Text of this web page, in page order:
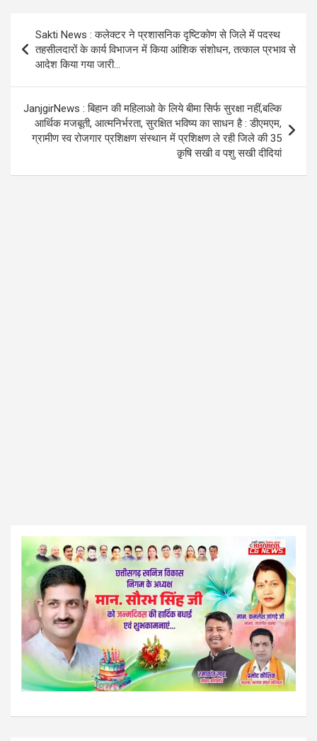
o
o
k
A
p
p
a
m
navigation
Sakti News : कलेक्टर ने प्रशासनिक दृष्टिकोण से जिले में पदस्थ
तहसीलदारों के कार्य विभाजन में किया आंशिक संशोधन, तत्काल प्रभाव से
आदेश किया गया जारी…
JanjgirNews : बिहान की महिलाओ के लिये बीमा सिर्फ सुरक्षा नहीं,बल्कि
आर्थिक मजबूती, आत्मनिर्भरता, सुरक्षित भविष्य का साधन है : डीएमएम,
ग्रामीण स्व रोजगार प्रशिक्षण संस्थान में प्रशिक्षण ले रही जिले की 35
क़ृषि सखी व पशु सखी दीदियां